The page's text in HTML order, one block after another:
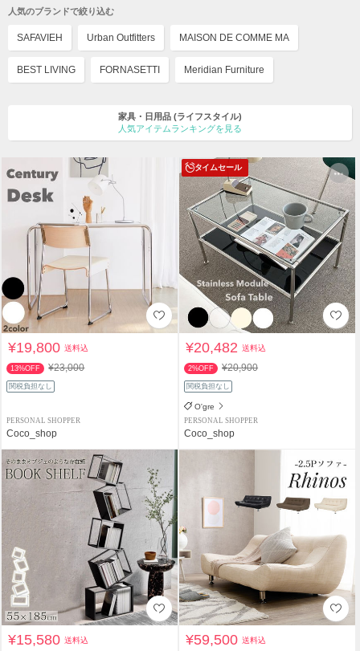
人気のブランドで絞り込む
SAFAVIEH Urban Outfitters MAISON DE COMME MA
BEST LIVING FORNASETTI Meridian Furniture
家具・日用品 (ライフスタイル)
人気アイテムランキングを見る
¥19,800送料込
13%OFF ¥23,000
関税負担なし
PERSONAL SHOPPER
Coco_shop
タイムセール
¥20,482送料込
2%OFF ¥20,900
関税負担なし
O'gre
PERSONAL SHOPPER
Coco_shop
¥15,580送料込 ¥59,500送料込